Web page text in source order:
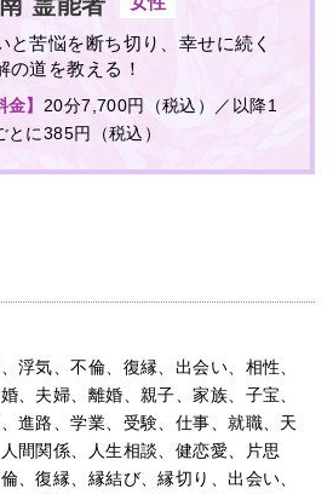
と苦悩を断ち切り、幸せに続く
の道を教える！
金】 20分7,700円（税込）／以降1
とに385円（税込）
浮気、不倫、復縁、出会い、相性、
、夫婦、離婚、親子、家族、子宝、
進路、学業、受験、仕事、就職、天
間関係、人生相談、健恋愛、片思
、復縁、縁結び、縁切り、出会い、